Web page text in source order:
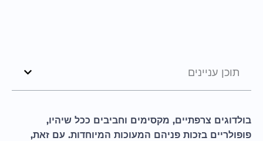
תוכן עניינים
בולדוגים צרפתיים, מקסימים וחביבים ככל שיהיו,
פופולריים בזכות פניהם המעוכות המיוחדות. עם זאת,